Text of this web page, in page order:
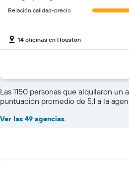
Relación calidad-precio
14 oficinas en Houston
Las 1150 personas que alquilaron
puntuación promedio de 5,1 a la
Ver las 49 agencias